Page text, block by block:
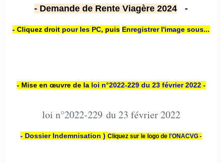
- Demande de Rente Viagère 2024 -
- Cliquez droit pour les PC, puis Enregistrer l'image sous...
- Mise en œuvre de la loi n°2022-229 du 23 février 2022 -
loi n°2022-229 du 23 février 2022
- Dossier Indemnisation ) Cliquez sur le logo de l'ONACVG -